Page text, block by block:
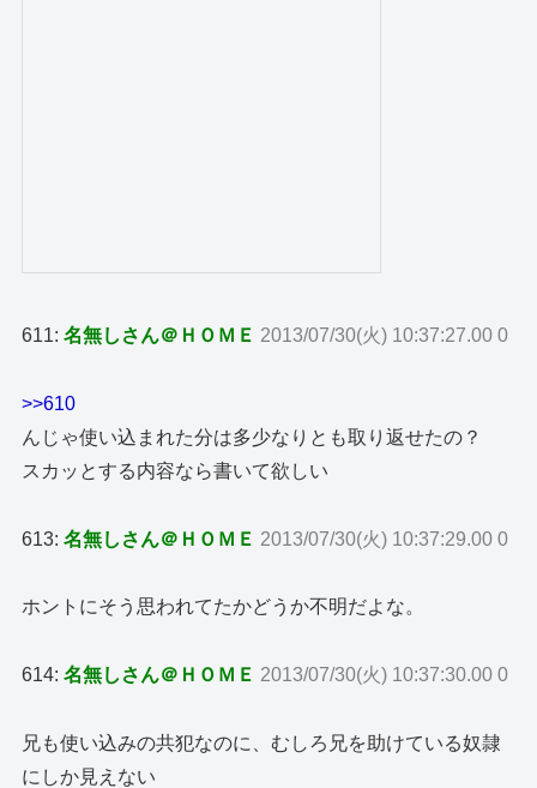
611:名無しさん＠ＨＯＭＥ 2013/07/30(火) 10:37:27.00 0
>>610
んじゃ使い込まれた分は多少なりとも取り返せたの？
スカッとする内容なら書いて欲しい
613:名無しさん＠ＨＯＭＥ 2013/07/30(火) 10:37:29.00 0
ホントにそう思われてたかどうか不明だよな。
614:名無しさん＠ＨＯＭＥ 2013/07/30(火) 10:37:30.00 0
兄も使い込みの共犯なのに、むしろ兄を助けている奴隷
にしか見えない